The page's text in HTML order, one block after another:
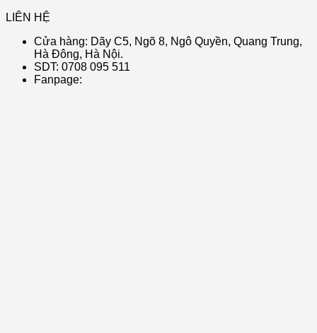
LIÊN HỆ
Cửa hàng: Dãy C5, Ngõ 8, Ngô Quyền, Quang Trung,
Hà Đông, Hà Nội.
SDT: 0708 095 511
Fanpage: